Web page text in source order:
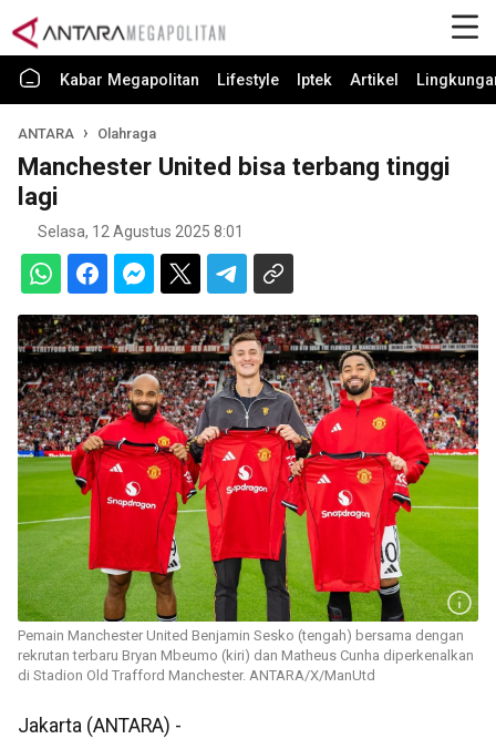
Kabar Megapolitan Lifestyle Iptek Artikel
ANTARA Olahraga
Manchester United bisa terbang tinggi
lagi
Selasa, 12 Agustus 2025 8:01
Pemain Manchester United Benjamin Sesko (tengah) bersama dengan
rekrutan terbaru Bryan Mbeumo (kiri) dan Matheus Cunha diperkenalkan
di Stadion Old Trafford Manchester. ANTARA/X/ManUtd
Jakarta (ANTARA) -